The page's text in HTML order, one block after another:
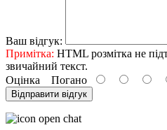
Ваш відгук:
Примітка: HTML розмітка не
звичайний текст.
Оцінка Погано
Відправити відгук